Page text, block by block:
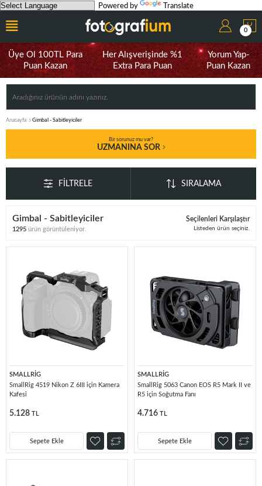
Powered by Translate
0
Üye Ol 100TL Para
Puan Kazan
Her Alışverişinde %1
Extra Para Puan
Yorum Yap-
Puan Kazan
Anasayfa Gimbal - Sabitleyiciler
Bir sorunuz mu var?
UZMANINA SOR
FILTRELE SIRALAMA
Gimbal - Sabitleyiciler
1295 ürün görüntüleniyor.
Seçilenleri Karşılaştır
Listeden ürün seçiniz.
SMALLRİG
SmallRig 4519 Nikon Z 6III için Kamera
Kafesi
5.128 TL
Sepete Ekle
SMALLRİG
SmallRig 5063 Canon EOS R5 Mark II ve
R5 için Soğutma Fanı
4.716 TL
Sepete Ekle